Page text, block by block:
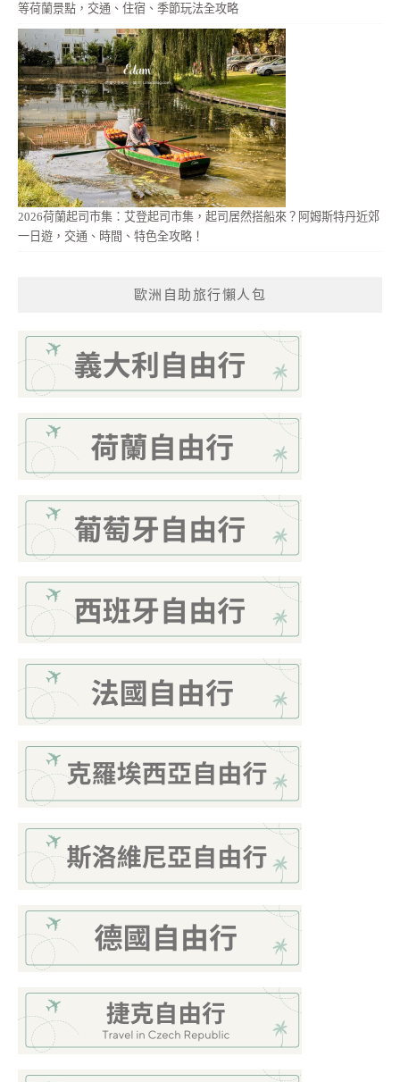
等荷蘭景點，交通、住宿、季節玩法全攻略
2026荷蘭起司市集：艾登起司市集，起司居然搭船來？阿姆斯特丹近郊
一日遊，交通、時間、特色全攻略！
歐洲自助旅行懶人包